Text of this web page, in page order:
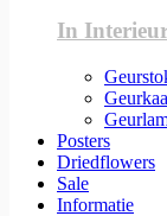
In
Posters
Driedflowers
Sale
Informatie